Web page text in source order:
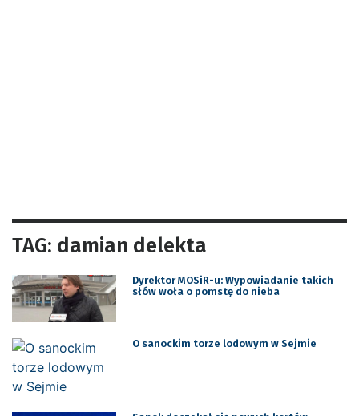
TAG: damian delekta
Dyrektor MOSiR-u: Wypowiadanie takich
słów woła o pomstę do nieba
O sanockim torze lodowym w Sejmie